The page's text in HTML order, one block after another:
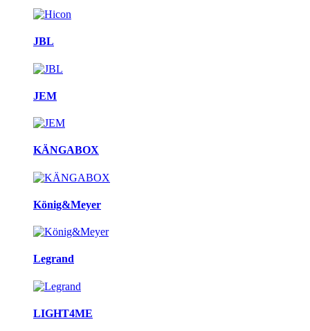
JBL
JEM
KÄNGABOX
König&Meyer
Legrand
LIGHT4ME